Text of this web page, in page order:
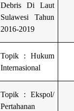
Debris Di Laut
Sulawesi Tahun
2016-2019
Topik : Hukum
Internasional
Topik : Ekspol/
Pertahanan